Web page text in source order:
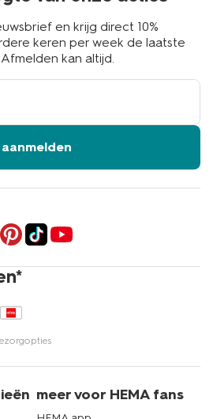
en krijg direct 10%
keren per week de laatste
kan altijd.
aanmelden
meer voor HEMA fans